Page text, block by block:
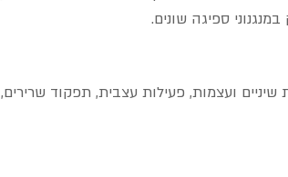
ספיגה שונים.
שיניים ועצמות, פעילות עצבית, תפקוד